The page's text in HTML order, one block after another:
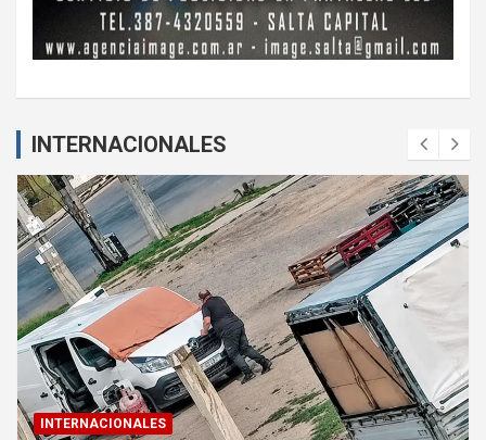
INTERNACIONALES
INTERNACIONALES